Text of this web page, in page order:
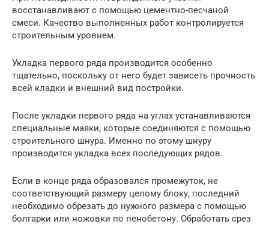
восстанавливают с помощью цементно-песчаной
смеси. Качество выполненных работ контролируется
строительным уровнем.
Укладка первого ряда производится особенно
тщательно, поскольку от него будет зависеть прочность
всей кладки и внешний вид постройки.
После укладки первого ряда на углах устанавливаются
специальные маяки, которые соединяются с помощью
строительного шнура. Именно по этому шнуру
производится укладка всех последующих рядов.
Если в конце ряда образовался промежуток, не
соответствующий размеру целому блоку, последний
необходимо обрезать до нужного размера с помощью
болгарки или ножовки по пенобетону. Обработать срез